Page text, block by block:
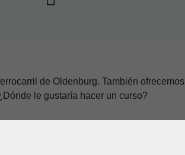
de Oldenburg. También
le gustaría hacer un curso?